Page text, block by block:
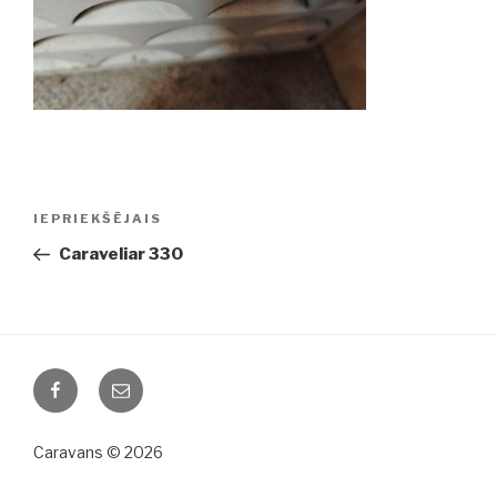
Ziņu
Iepriekšējā
ziņa:
IEPRIEKŠĒJAIS
Caraveliar 330
FacebookEmail
Caravans © 2026